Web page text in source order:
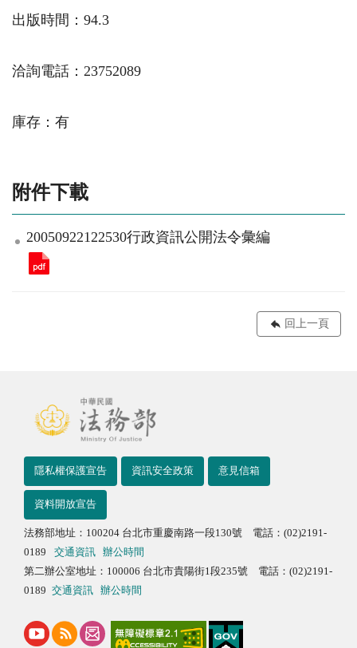
出版時間：94.3
洽詢電話：23752089
庫存：有
附件下載
20050922122530行政資訊公開法令彙編
回上一頁
隱私權保護宣告 資訊安全政策 意見信箱
資料開放宣告
法務部地址：100204 台北市重慶南路一段130號 電話：(02)2191-
0189
交通資訊
辦公時間
第二辦公室地址：100006 台北市貴陽街1段235號 電話：(02)2191-
0189 交通資訊 辦公時間